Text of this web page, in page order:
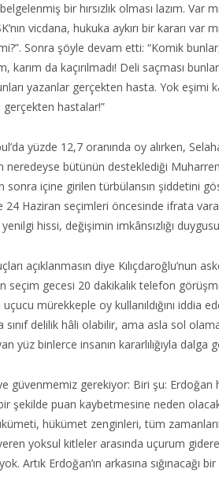
bir hırsızlık olması lazım. Var
vicdana, hukuka aykırı bir kararı
Sonra şöyle devam etti: “Komik
karım da kaçırılmadı! Deli saçması
yazanlar gerçekten hasta. Yok eşimi
gerçekten hastalar!”
yüzde 12,7 oranında oy alırken,
bütünün desteklediği
sonra içine girilen türbülansın şiddetini
24 Haziran seçimleri öncesinde ifrata
hissi, değişimin imkânsızlığı
açıklanmasın diye Kılıçdaroğlu’nun
seçim gecesi 20 dakikalık telefon
uçucu mürekkeple oy kullanıldığını
sınıf delilik hâli olabilir, ama asla sol
yüz binlerce insanın kararlılığıyla
güvenmemiz gerekiyor: Biri şu: Erdoğan
şekilde puan kaybetmesine neden
hükümet zenginleri, tüm
yoksul kitleler arasında uçurum
Artık Erdoğan’ın arkasına sığınacağı